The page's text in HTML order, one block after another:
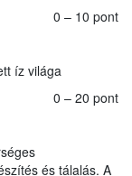
0 – 10 pont
íz világa
0 – 20 pont
és tálalás. A